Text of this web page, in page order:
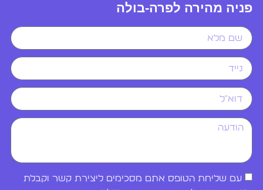
פניה מהירה לפרה-בולה
עם שליחת הטופס אתם מסכימים ליצירת קשר וקבלת